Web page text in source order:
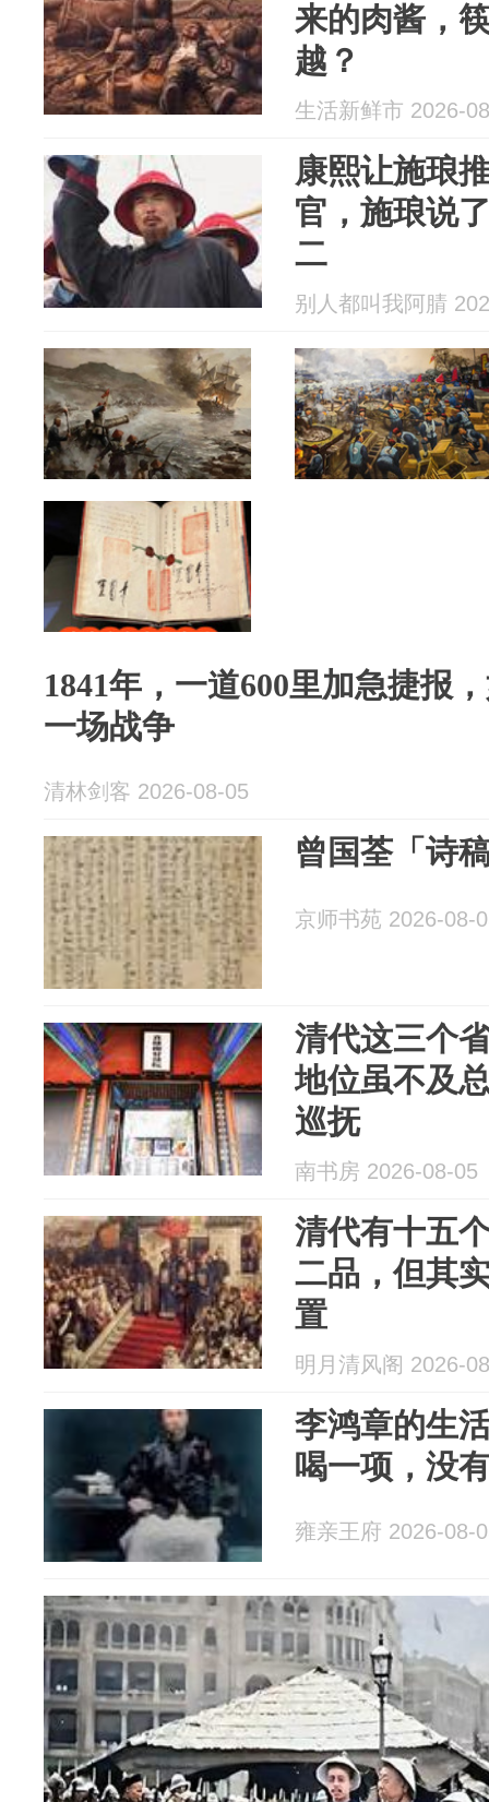
来的肉酱，
越？
生活新鲜市 2026-
康熙让施琅
官，施琅说
二
别人都叫我阿腈
1841年，一道600里加急捷报
一场战争
清林剑客 2026-08-05
曾国荃「诗
京师书苑 2026-08-
清代这三个
地位虽不及
巡抚
南书房 2026-08-05
清代有十五
二品，但其
置
明月清风阁 2026-
李鸿章的生
喝一项，没
雍亲王府 2026-08-